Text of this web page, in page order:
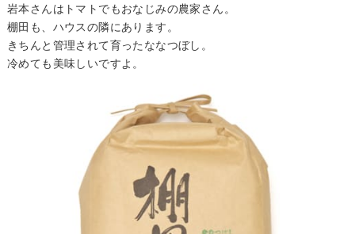
岩本さんはトマトでもおなじみの農家さん。
棚田も、ハウスの隣にあります。
きちんと管理されて育ったななつぼし。
冷めても美味しいですよ。